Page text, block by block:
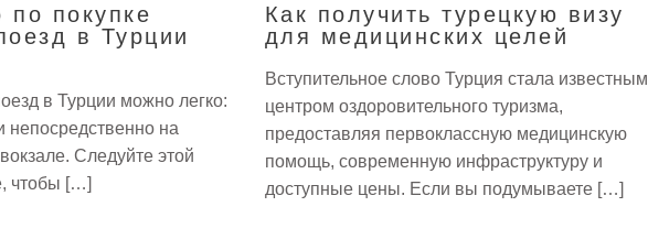
по покупке
в Турции
в Турции можно легко:
непосредственно на
Следуйте этой
чтобы […]
Как получить турецкую визу
для медицинских целей
Вступительное слово Турция стала известным
центром оздоровительного туризма,
предоставляя первоклассную медицинскую
помощь, современную инфраструктуру и
доступные цены. Если вы подумываете […]